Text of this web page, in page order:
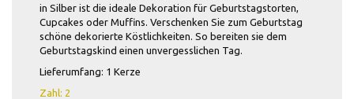
in Silber ist die ideale Dekoration für Geburtstagstorten,
Cupcakes oder Muffins. Verschenken Sie zum Geburtstag
schöne dekorierte Köstlichkeiten. So bereiten sie dem
Geburtstagskind einen unvergesslichen Tag.
Lieferumfang: 1 Kerze
Zahl: 2